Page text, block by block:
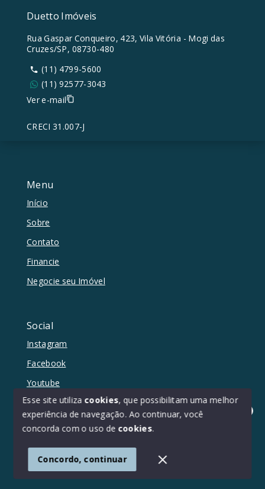
Olá! Estamos disponíveis para te ajudar.
Menu
Início
Sobre
Contato
Financie
Negocie seu Imóvel
Social
Instagram
Facebook
Youtube
© Copyright 2026 - Duetto Imóveis - Todos os direitos
SITE PARA IMOBILIARIA
Duetto Imóveis
Rua Gaspar Conqueiro, 423, Vila Vitória - Mogi das
Cruzes/SP, 08730-480
(11) 4799-5600
(11) 92577-3043
Ver e-mail
CRECI 31.007-J
Esse site utiliza cookies, que possibilitam uma melhor
experiência de navegação. Ao continuar, você
concorda com o uso de cookies.
Concordo, continuar